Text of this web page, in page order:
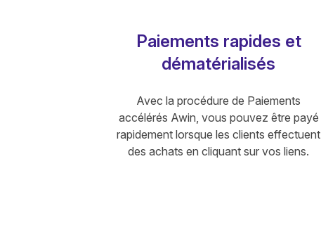
Paiements rapides et
dématérialisés
Avec la procédure de Paiements
accélérés Awin, vous pouvez être payé
rapidement lorsque les clients effectuent
des achats en cliquant sur vos liens.